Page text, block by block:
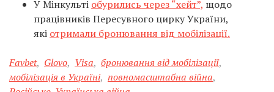
У Мінкульті обурились через “хейт”, щодо
працівників Пересувного цирку України,
які отримали бронювання від мобілізації.
Favbet, Glovo, Visa, бронювання від мобілізації,
мобілізація в Україні, повномасштабна війна,